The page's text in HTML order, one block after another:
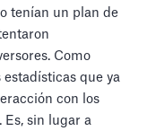
tenían un plan de
Como
estadísticas que ya
con los
Es, sin lugar a